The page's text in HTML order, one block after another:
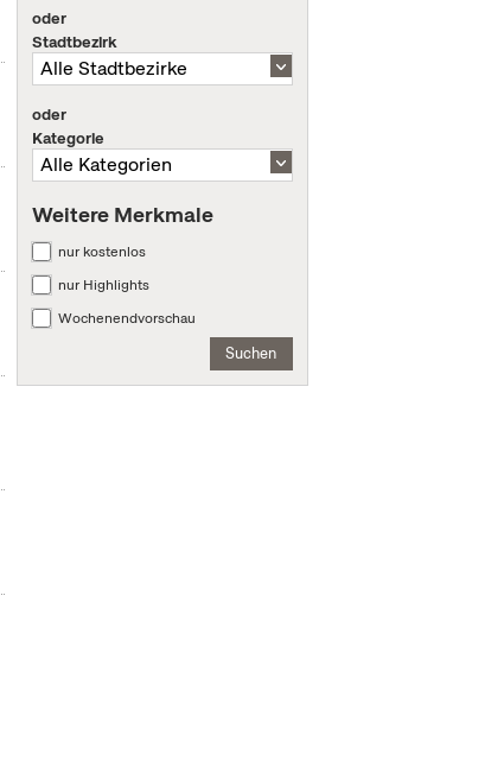
oder
Stadtbezirk
oder
Kategorie
Weitere Merkmale
nur kostenlos
nur Highlights
Wochenendvorschau
Suchen